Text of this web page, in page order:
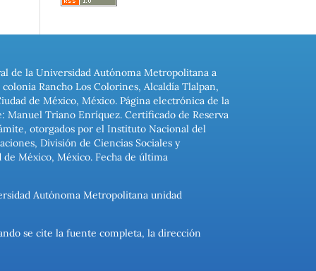
de la Universidad Autónoma Metropolitana a
Rancho Los Colorines, Alcaldía Tlalpan,
de México, México. Página electrónica de la
Triano Enríquez. Certificado de Reserva
otorgados por el Instituto Nacional del
División de Ciencias Sociales y
de México, México. Fecha de última
Autónoma Metropolitana unidad
se cite la fuente completa, la dirección